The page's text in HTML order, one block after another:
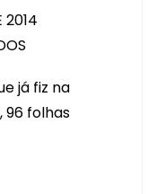
2014
MINION
E
já fiz na
96 folhas